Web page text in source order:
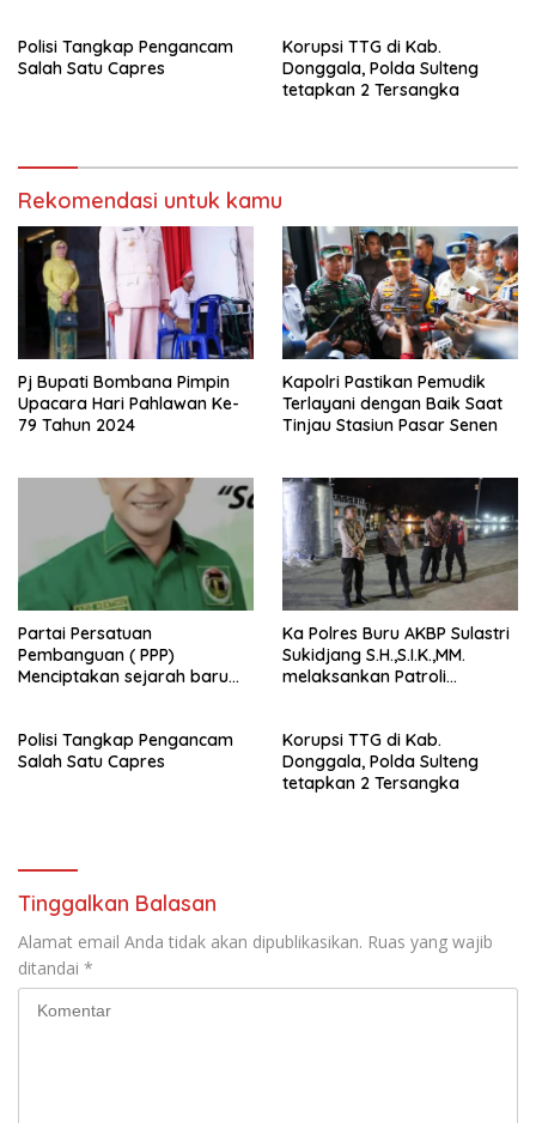
Buru (Namlea).
Polisi Tangkap Pengancam
Salah Satu Capres
Korupsi TTG di Kab.
Donggala, Polda Sulteng
tetapkan 2 Tersangka
Rekomendasi untuk kamu
Pj Bupati Bombana Pimpin
Upacara Hari Pahlawan Ke-
79 Tahun 2024
Kapolri Pastikan Pemudik
Terlayani dengan Baik Saat
Tinjau Stasiun Pasar Senen
Partai Persatuan
Pembanguan ( PPP)
Menciptakan sejarah baru
Buru (Namlea).
Ka Polres Buru AKBP Sulastri
Sukidjang S.H.,S.I.K.,MM.
melaksankan Patroli
Polisi Tangkap Pengancam
Salah Satu Capres
Korupsi TTG di Kab.
Donggala, Polda Sulteng
tetapkan 2 Tersangka
Tinggalkan Balasan
Alamat email Anda tidak akan dipublikasikan. Ruas yang wajib
ditandai *